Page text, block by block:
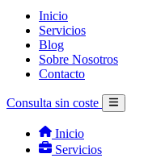
Inicio
Servicios
Blog
Sobre Nosotros
Contacto
Consulta sin coste
Inicio
Servicios